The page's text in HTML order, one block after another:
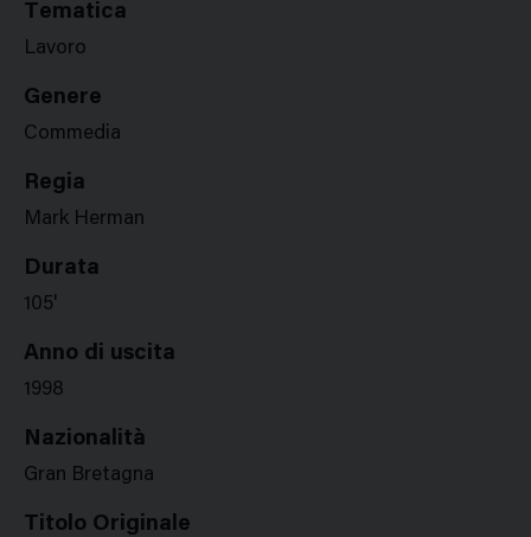
Tematica
Lavoro
Genere
Commedia
Regia
Mark Herman
Durata
105'
Anno di uscita
1998
Nazionalità
Gran Bretagna
Titolo Originale